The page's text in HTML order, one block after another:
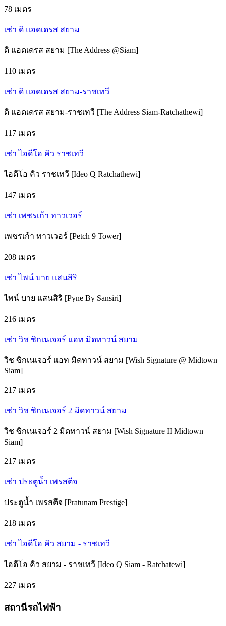
78 เมตร
เช่า ดิ แอดเดรส สยาม
ดิ แอดเดรส สยาม [The Address @Siam]
110 เมตร
เช่า ดิ แอดเดรส สยาม-ราชเทวี
ดิ แอดเดรส สยาม-ราชเทวี [The Address Siam-Ratchathewi]
117 เมตร
เช่า ไอดีโอ คิว ราชเทวี
ไอดีโอ คิว ราชเทวี [Ideo Q Ratchathewi]
147 เมตร
เช่า เพชรเก้า ทาวเวอร์
เพชรเก้า ทาวเวอร์ [Petch 9 Tower]
208 เมตร
เช่า ไพน์ บาย แสนสิริ
ไพน์ บาย แสนสิริ [Pyne By Sansiri]
216 เมตร
เช่า วิช ซิกเนเจอร์ แอท มิดทาวน์ สยาม
วิช ซิกเนเจอร์ แอท มิดทาวน์ สยาม [Wish Signature @ Midtown
Siam]
217 เมตร
เช่า วิช ซิกเนเจอร์ 2 มิดทาวน์ สยาม
วิช ซิกเนเจอร์ 2 มิดทาวน์ สยาม [Wish Signature II Midtown
Siam]
217 เมตร
เช่า ประตูน้ำ เพรสตีจ
ประตูน้ำ เพรสตีจ [Pratunam Prestige]
218 เมตร
เช่า ไอดีโอ คิว สยาม - ราชเทวี
ไอดีโอ คิว สยาม - ราชเทวี [Ideo Q Siam - Ratchatewi]
227 เมตร
สถานีรถไฟฟ้า